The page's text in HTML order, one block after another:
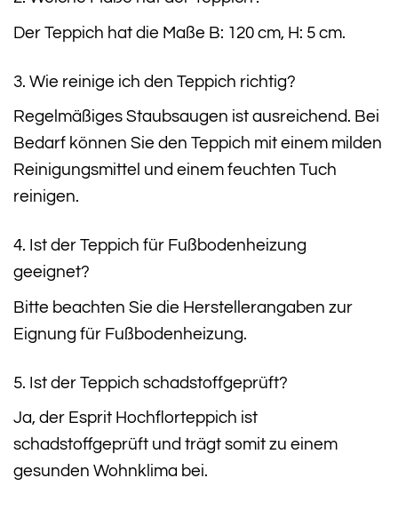
Der Teppich hat die Maße B: 120 cm, H: 5 cm.
3. Wie reinige ich den Teppich richtig?
Regelmäßiges Staubsaugen ist ausreichend. Bei
Bedarf können Sie den Teppich mit einem milden
Reinigungsmittel und einem feuchten Tuch
reinigen.
4. Ist der Teppich für Fußbodenheizung
geeignet?
Bitte beachten Sie die Herstellerangaben zur
Eignung für Fußbodenheizung.
5. Ist der Teppich schadstoffgeprüft?
Ja, der Esprit Hochflorteppich ist
schadstoffgeprüft und trägt somit zu einem
gesunden Wohnklima bei.